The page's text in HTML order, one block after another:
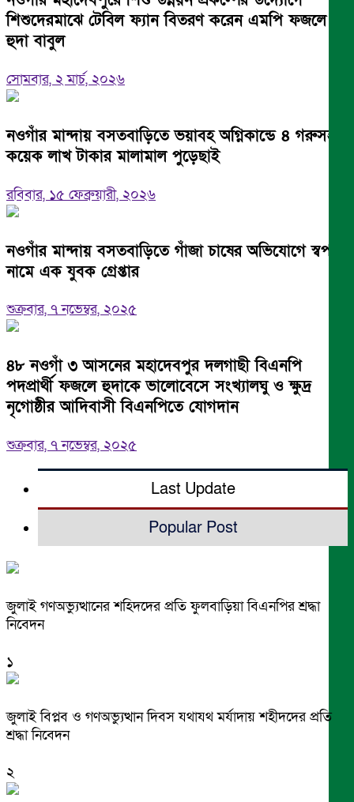
শিশুদেরমাঝে টেবিল ফ্যান বিতরণ করেন এমপি ফজলে
হুদা বাবুল
সোমবার, ২ মার্চ, ২০২৬
নওগাঁর মান্দায় বসতবাড়িতে ভয়াবহ অগ্নিকান্ডে ৪ গরুসহ
কয়েক লাখ টাকার মালামাল পুড়েছাই
রবিবার, ১৫ ফেব্রুয়ারী, ২০২৬
নওগাঁর মান্দায় বসতবাড়িতে গাঁজা চাষের অভিযোগে স্বপন
নামে এক যুবক গ্রেপ্তার
শুক্রবার, ৭ নভেম্বর, ২০২৫
৪৮ নওগাঁ ৩ আসনের মহাদেবপুর দলগাছী বিএনপি
পদপ্রার্থী ফজলে হুদাকে ভালোবেসে সংখ্যালঘু ও ক্ষুদ্র
নৃগোষ্ঠীর আদিবাসী বিএনপিতে যোগদান
শুক্রবার, ৭ নভেম্বর, ২০২৫
Last Update
Popular Post
জুলাই গণঅভ্যুত্থানের শহিদদের প্রতি ফুলবাড়িয়া বিএনপির শ্রদ্ধা
নিবেদন
১
জুলাই বিপ্লব ও গণঅভ্যুত্থান দিবস যথাযথ মর্যাদায় শহীদদের প্রতি
শ্রদ্ধা নিবেদন
২